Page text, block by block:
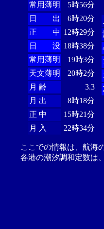
常用薄明
5時56分
日 出
6時20分
正 中 12時29分
日 没 18時38分
常用薄明
19時3分
天文薄明
20時2分
月 齢
3.3
月 出
8時18分
正 中
15時21分
月 入
22時34分
ここでの情報は、航海
各港の潮汐調和定数は